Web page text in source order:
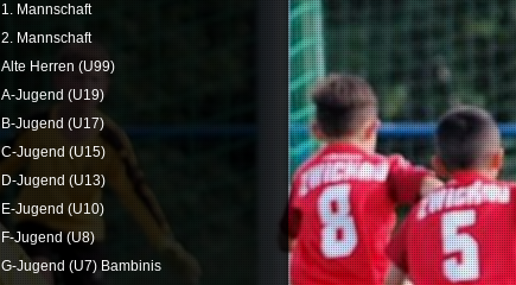
1. Mannschaft
2. Mannschaft
Alte Herren (U99)
A-Jugend (U19)
B-Jugend (U17)
C-Jugend (U15)
D-Jugend (U13)
E-Jugend (U10)
F-Jugend (U8)
G-Jugend (U7) Bambinis